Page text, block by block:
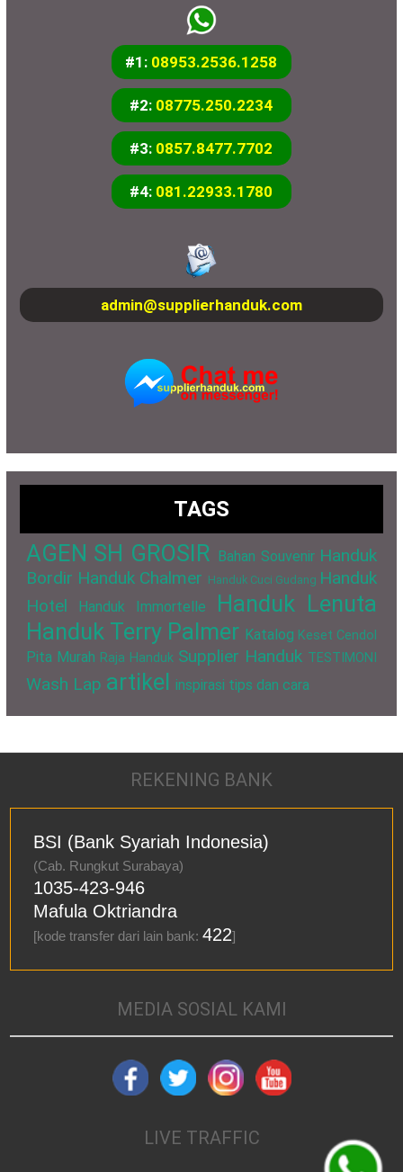
#1: 08953.2536.1258
#2: 08775.250.2234
#3: 0857.8477.7702
#4: 081.22933.1780
admin@supplierhanduk.com
TAGS
AGEN SH GROSIR Bahan Souvenir Handuk
Bordir Handuk Chalmer Handuk Cuci Gudang Handuk
Hotel
Handuk Immortelle
Handuk Lenuta
Handuk Terry Palmer Katalog Keset Cendol
Pita Murah Raja Handuk Supplier Handuk TESTIMONI
Wash Lap artikel inspirasi tips dan cara
REKENING BANK
BSI (Bank Syariah Indonesia)
(Cab. Rungkut Surabaya)
1035-423-946
Mafula Oktriandra
[kode transfer dari lain bank:422]
MEDIA SOSIAL KAMI
LIVE TRAFFIC